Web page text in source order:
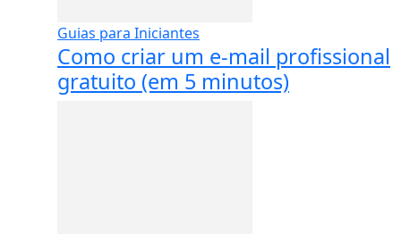
Guias para Iniciantes
Como criar um e-mail profissional
gratuito (em 5 minutos)